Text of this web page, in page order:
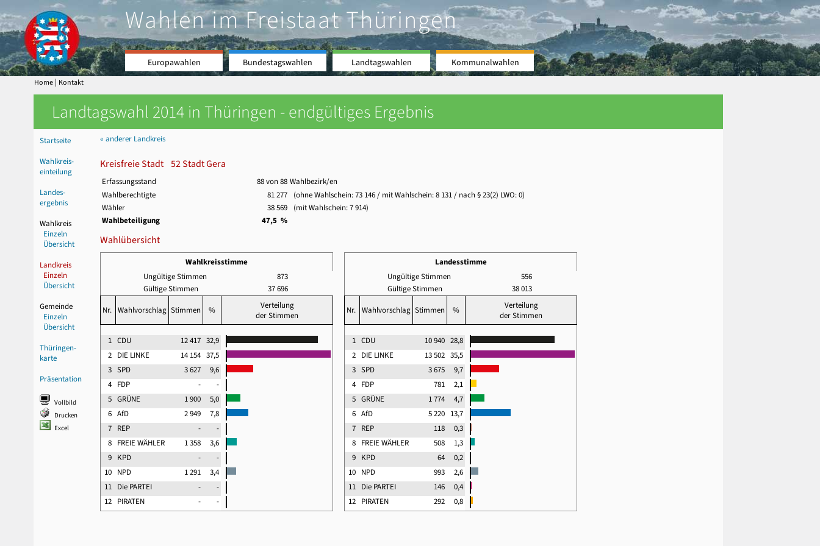
Wahlen im Freistaat Thüringen
Europawahlen Bundestagswahlen Landtagswahlen Kommunalwahlen
Home | Kontakt
Landtagswahl 2014 in Thüringen - endgültiges Ergebnis
Startseite
Wahlkreis-
einteilung
Landes-
ergebnis
Wahlkreis
Einzeln
Übersicht
Landkreis
Einzeln
Übersicht
Gemeinde
Einzeln
Übersicht
Thüringen-
karte
Präsentation
Vollbild
Drucken
Excel
« anderer Landkreis
Kreisfreie Stadt 52 Stadt Gera
Erfassungsstand 88 von 88 Wahlbezirk/en
Wahlberechtigte
81 277 (ohne Wahlschein:73 146 / mit Wahlschein:8 131 / nach § 23(2) LWO: 0)
Wähler
38 569 (mit Wahlschein:7 914)
Wahlbeteiligung
47,5 %
Wahlübersicht
Wahlkreisstimme
Ungültige Stimmen
873
Gültige Stimmen
37 696
Nr. Wahlvorschlag Stimmen %
Verteilung
der Stimmen
1 CDU 12 417 32,9
2 DIE LINKE 14 154 37,5
3 SPD 3 627
9,6
4 FDP -
-
5 GRÜNE 1 900
5,0
6 AfD 2 949
7,8
7 REP -
-
8 FREIE WÄHLER 1 358
3,6
9 KPD -
-
10 NPD 1 291
3,4
11 Die PARTEI -
-
12 PIRATEN - -
Landesstimme
Ungültige Stimmen
556
Gültige Stimmen
38 013
Nr. Wahlvorschlag Stimmen %
Verteilung
der Stimmen
1 CDU 10 940 28,8
2 DIE LINKE 13 502 35,5
3 SPD 3 675
9,7
4 FDP 781
2,1
5 GRÜNE 1 774
4,7
6 AfD 5 220 13,7
7 REP 118
0,3
8 FREIE WÄHLER 508
1,3
9 KPD 64
0,2
10 NPD 993
2,6
11 Die PARTEI 146
0,4
12 PIRATEN 292 0,8